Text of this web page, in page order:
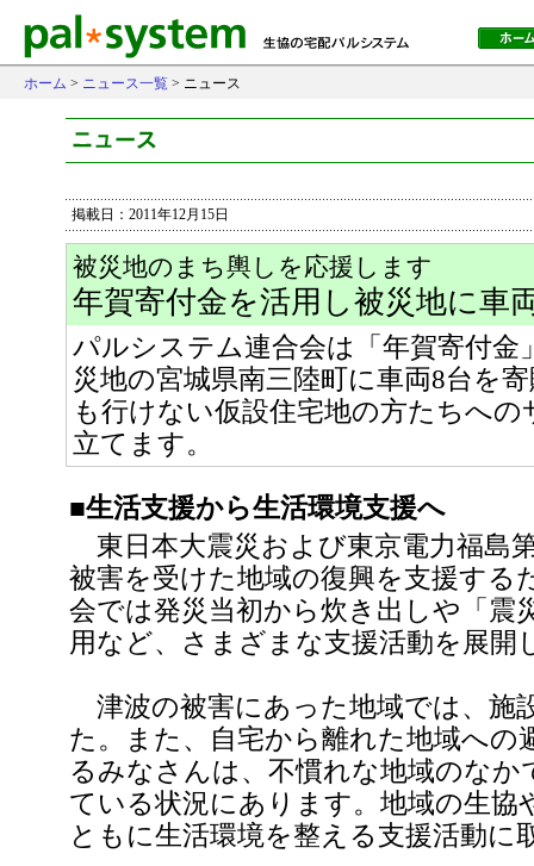
ホーム > ニュース一覧 > ニュース
掲載日：2011年12月15日
被災地のまち輿しを応援します
年賀寄付金を活用し被災地に車
パルシステム連合会は「年賀寄付金
災地の宮城県南三陸町に車両8台を
も行けない仮設住宅地の方たちへ
立てます。
■生活支援から生活環境支援へ
東日本大震災および東京電力福島
被害を受けた地域の復興を支援する
会では発災当初から炊き出しや「震
用など、さまざまな支援活動を展開
津波の被害にあった地域では、施
た。また、自宅から離れた地域への
るみなさんは、不慣れな地域のなか
ている状況にあります。地域の生協
ともに生活環境を整える支援活動に